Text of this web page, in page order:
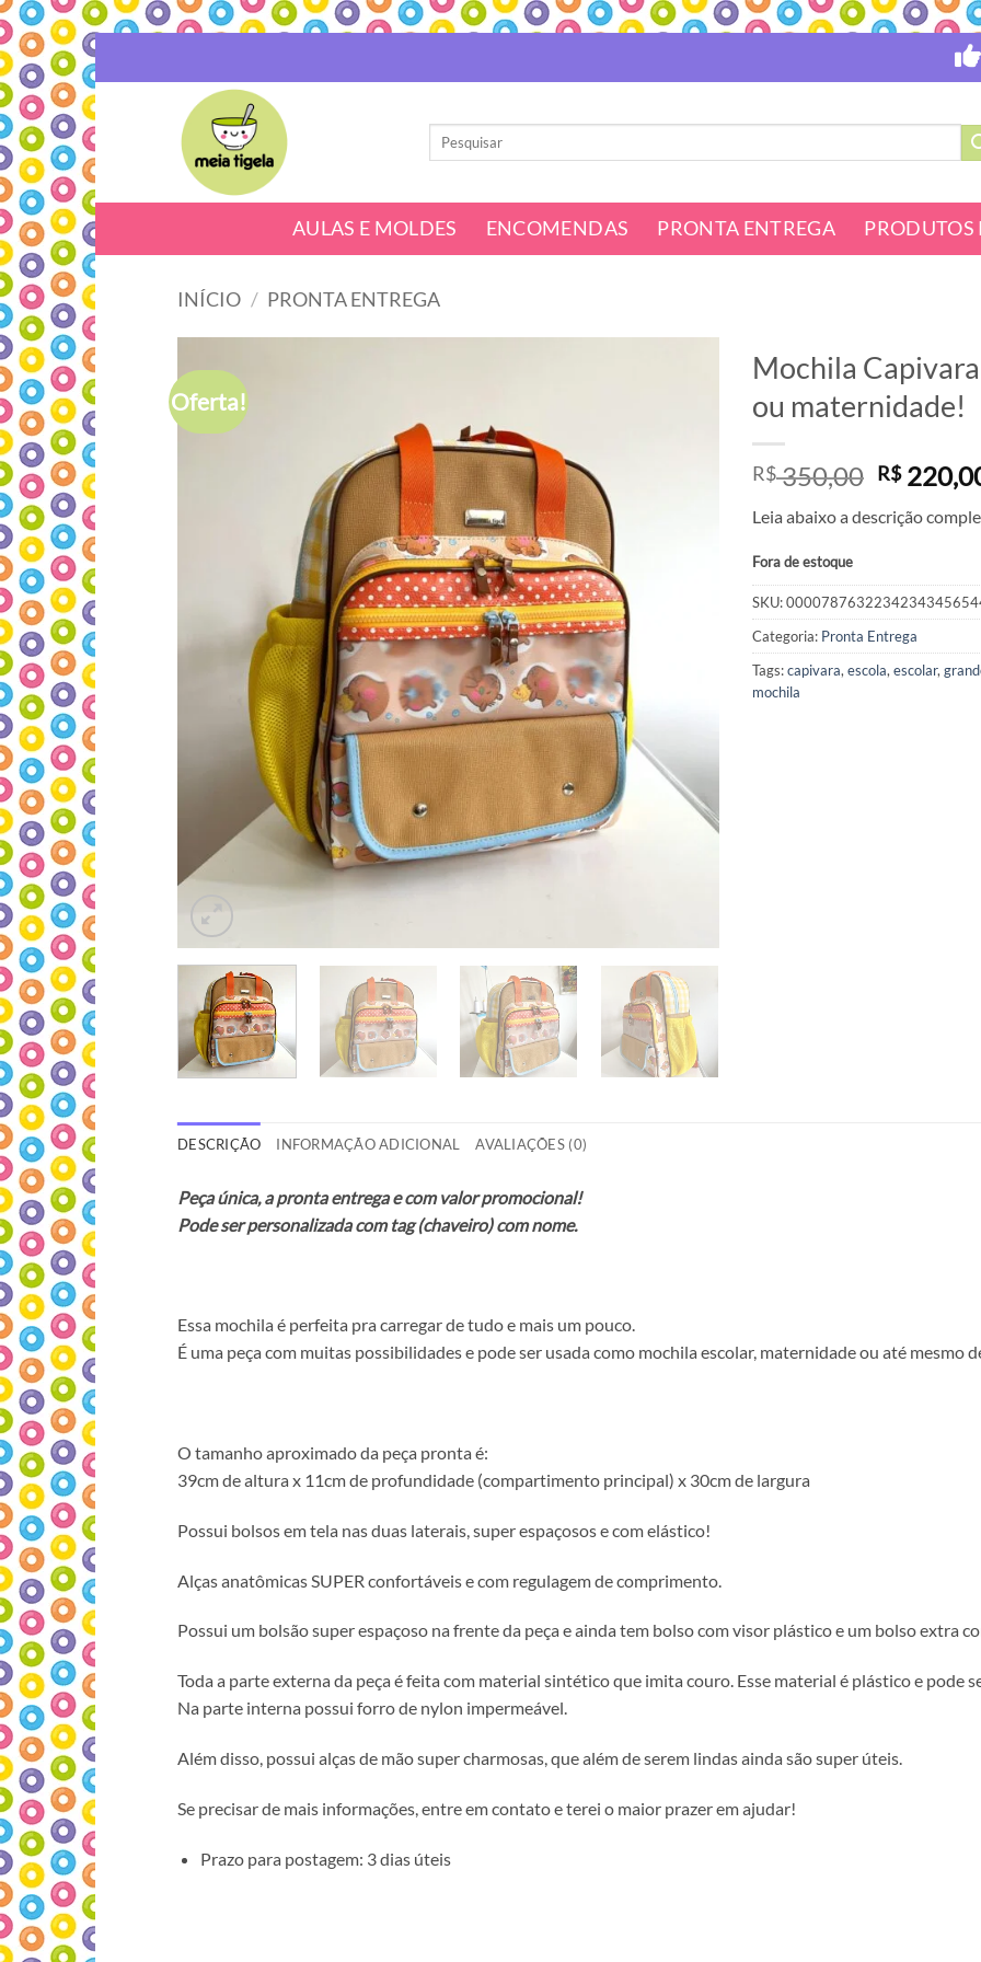
Skip
to
content
Pesquisar
AULAS E MOLDES ENCOMENDAS PRONTA ENTREGA PRODUTOS
INÍCIO / PRONTA ENTREGA
Oferta!
Mochila
ou maternidade!
R$350,00 O
original
R$
R$
Leia abaixo a descrição
Fora de estoque
SKU:
Categoria: Pronta Entrega
Tags:capivara, escola, escolar,
mochila
DESCRIÇÃO INFORMAÇÃO ADICIONAL AVALIAÇÕES (0)
Peça única, a pronta entrega e com valor promocional!
Pode ser personalizada com tag (chaveiro) com nome.
Essa mochila é perfeita pra carregar de tudo e mais um pouco.
É uma peça com muitas possibilidades e pode ser usada como mochila escolar, maternidade ou até mesmo
O tamanho aproximado da peça pronta é:
39cm de altura x 11cm de profundidade (compartimento principal) x 30cm de largura
Possui bolsos em tela nas duas laterais, super espaçosos e com elástico!
Alças anatômicas SUPER confortáveis e com regulagem de comprimento.
Possui um bolsão super espaçoso na frente da peça e ainda tem bolso com visor plástico e um bolso extra
Toda a parte externa da peça é feita com material sintético que imita couro. Esse material é plástico e pode
Na parte interna possui forro de nylon impermeável.
Além disso, possui alças de mão super charmosas, que além de serem lindas ainda são super úteis.
Se precisar de mais informações, entre em contato e terei o maior prazer em ajudar!
Prazo para postagem: 3 dias úteis